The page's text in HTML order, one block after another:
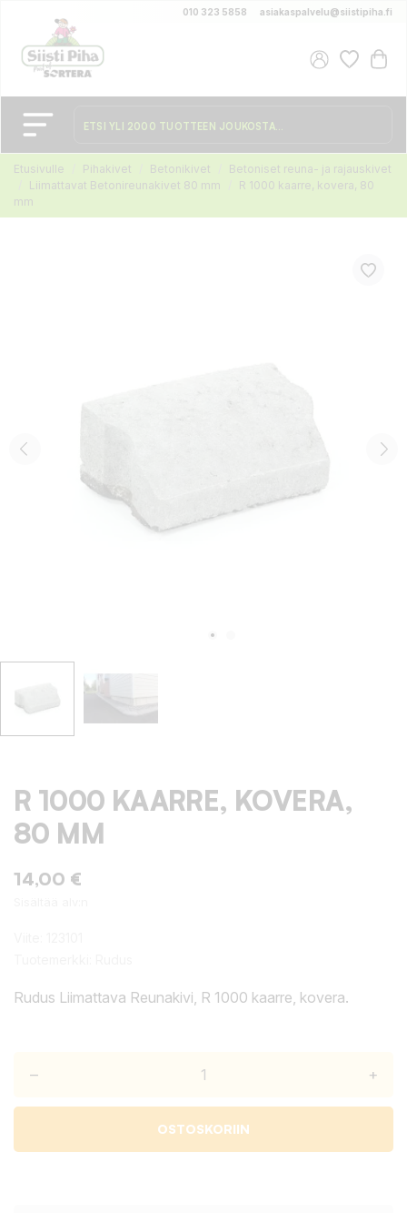
010 323 5858 asiakaspalvelu@siistipiha.fi
Etusivulle Pihakivet Betonikivet
Betoniset reuna- ja rajauskivet
Liimattavat Betonireunakivet 80 mm
R 1000 kaarre, kovera, 80
mm
R 1000 KAARRE, KOVERA,
80 MM
14,00 €
Rudus Liimattava Reunakivi, R 1000 kaarre, kovera.
– +
OSTOSKORIIN